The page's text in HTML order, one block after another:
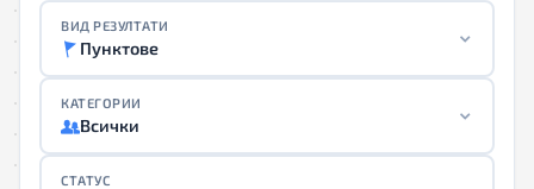
ВИД РЕЗУЛТАТИ
Пунктове
КАТЕГОРИИ
Всички
СТАТУС